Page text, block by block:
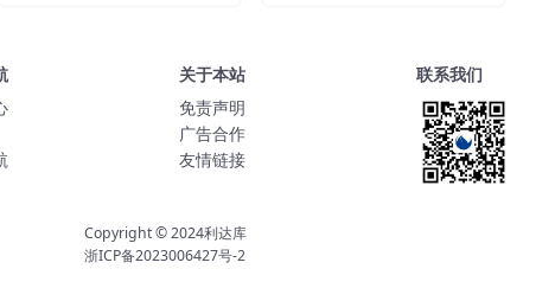
关于本站
免责声明
广告合作
友情链接
联系我们
Copyright © 2024利达库
浙ICP备2023006427号-2